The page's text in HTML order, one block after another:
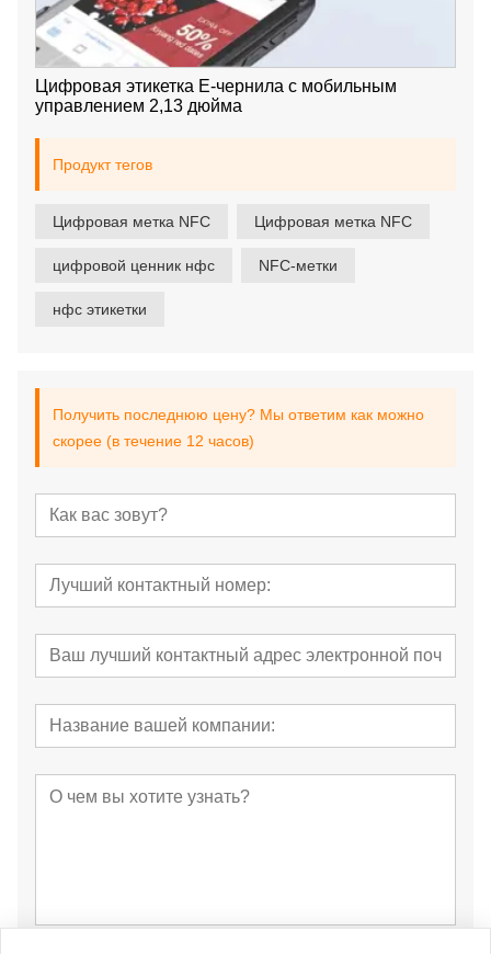
Цифровая этикетка E-чернила с мобильным
управлением 2,13 дюйма
Продукт тегов
Цифровая метка NFC Цифровая метка NFC
цифровой ценник нфс NFC-метки
нфс этикетки
Получить последнюю цену? Мы ответим как можно
скорее (в течение 12 часов)